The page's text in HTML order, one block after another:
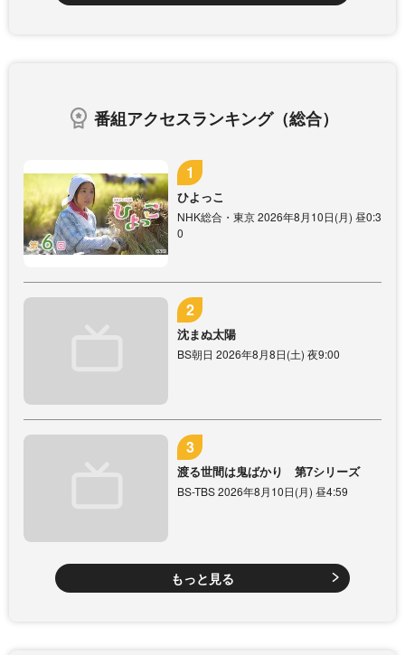
番組アクセスランキング（総合）
ひよっこ
NHK総合・東京 2026年8月10日(月) 昼0:3
0
沈まぬ太陽
BS朝日 2026年8月8日(土) 夜9:00
渡る世間は鬼ばかり 第7シリーズ
BS-TBS 2026年8月10日(月) 昼4:59
もっと見る